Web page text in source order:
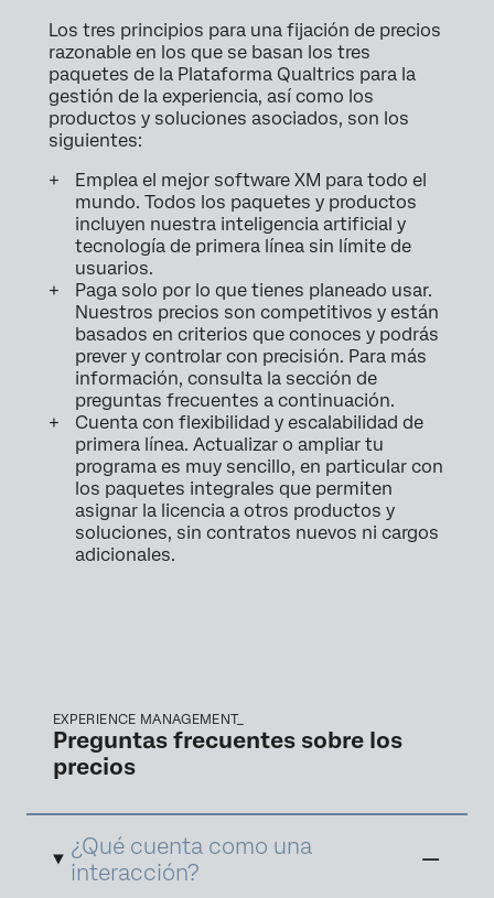
Los tres principios para una fijación de precios
razonable en los que se basan los tres
paquetes de la Plataforma Qualtrics para la
gestión de la experiencia, así como los
productos y soluciones asociados, son los
siguientes:
Emplea el mejor software XM para todo el
mundo. Todos los paquetes y productos
incluyen nuestra inteligencia artificial y
tecnología de primera línea sin límite de
usuarios.
Paga solo por lo que tienes planeado usar.
Nuestros precios son competitivos y están
basados en criterios que conoces y podrás
prever y controlar con precisión. Para más
información, consulta la sección de
preguntas frecuentes a continuación.
Cuenta con flexibilidad y escalabilidad de
primera línea. Actualizar o ampliar tu
programa es muy sencillo, en particular con
los paquetes integrales que permiten
asignar la licencia a otros productos y
soluciones, sin contratos nuevos ni cargos
adicionales.
EXPERIENCE MANAGEMENT_
Preguntas frecuentes sobre los
precios
¿Qué cuenta como una
interacción?